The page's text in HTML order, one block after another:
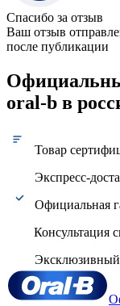
Спасибо за отзыв
Ваш отзыв
после публикации
oral-b в
Товар
Экспресс-
Официальная
Консультация
Эксклюзивный